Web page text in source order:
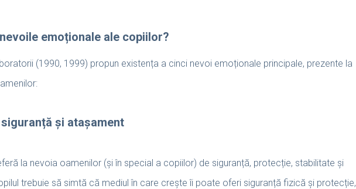
emoționale ale copiilor?
(1990, 1999) propun existența a cinci nevoi emoționale principale, prezente la
și atașament
la nevoia oamenilor (și în special a copiilor) de siguranță, protecție, stabilitate și
trebuie să simtă că mediul în care crește îi poate oferi siguranță fizică și protecție,